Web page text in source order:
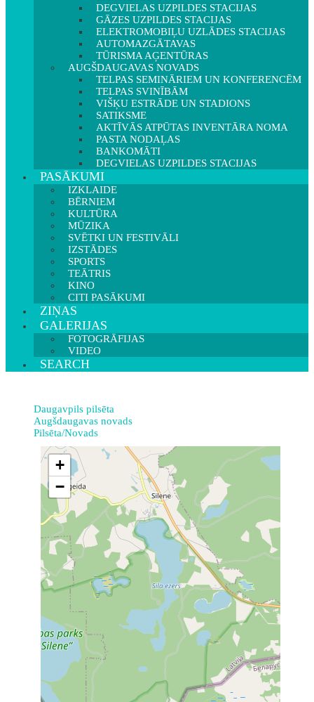
DEGVIELAS UZPILDES STACIJAS
GĀZES UZPILDES STACIJAS
ELEKTROMOBIĻU UZLĀDES STACIJAS
AUTOMAZGĀTAVAS
TŪRISMA AĢENTŪRAS
AUGŠDAUGAVAS NOVADS
TELPAS SEMINĀRIEM UN KONFERENCĒM
TELPAS SVINĪBĀM
VIŠĶU ESTRĀDE UN STADIONS
SATIKSME
AKTĪVĀS ATPŪTAS INVENTĀRA NOMA
PASTA NODAĻAS
BANKOMĀTI
DEGVIELAS UZPILDES STACIJAS
PASĀKUMI
IZKLAIDE
BĒRNIEM
KULTŪRA
MŪZIKA
SVĒTKI UN FESTIVĀLI
IZSTĀDES
SPORTS
TEĀTRIS
KINO
CITI PASĀKUMI
ZIŅAS
GALERIJAS
FOTOGRĀFIJAS
VIDEO
SEARCH
Daugavpils pilsēta
Augšdaugavas novads
Pilsēta/Novads
+
−